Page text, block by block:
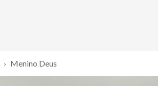
› Menino Deus